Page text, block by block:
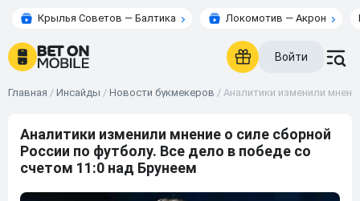
Крылья Советов — Балтика Локомотив — Акрон
Войти
Главная / Инсайды / Новости букмекеров / Аналитики изменили
Аналитики изменили мнение о силе сборной
России по футболу. Все дело в победе со
счетом 11:0 над Брунеем